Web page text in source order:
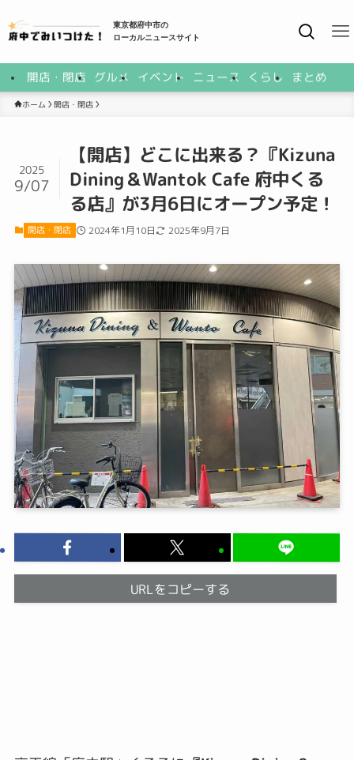
東京都府中市の
ローカルニュースサイト
開店・閉店 グルメ イベント ニュース くらし まとめ
ホーム 開店・閉店
【開店】どこに出来る？『Kizuna
Dining＆Wantok Cafe 府中くる
る店』が3月6日にオープン予定！
2025
9/07
開店・閉店 2024年1月10日 2025年9月7日
URLをコピーする